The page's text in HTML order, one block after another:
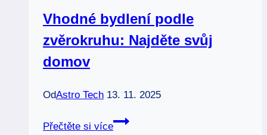
Vhodné bydlení podle
zvěrokruhu: Najděte svůj
domov
OdAstro Tech 13. 11. 2025
Přečtěte si více
Vhodné